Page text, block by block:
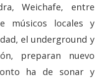
Weichafe, entre
músicos locales y
el underground y
preparan nuevo
ha de sonar y